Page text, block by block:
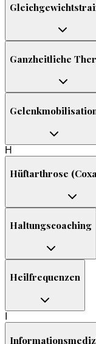
Ganzheitliche
H
Hüftarthrose
Haltungscoaching
Heilfrequenzen